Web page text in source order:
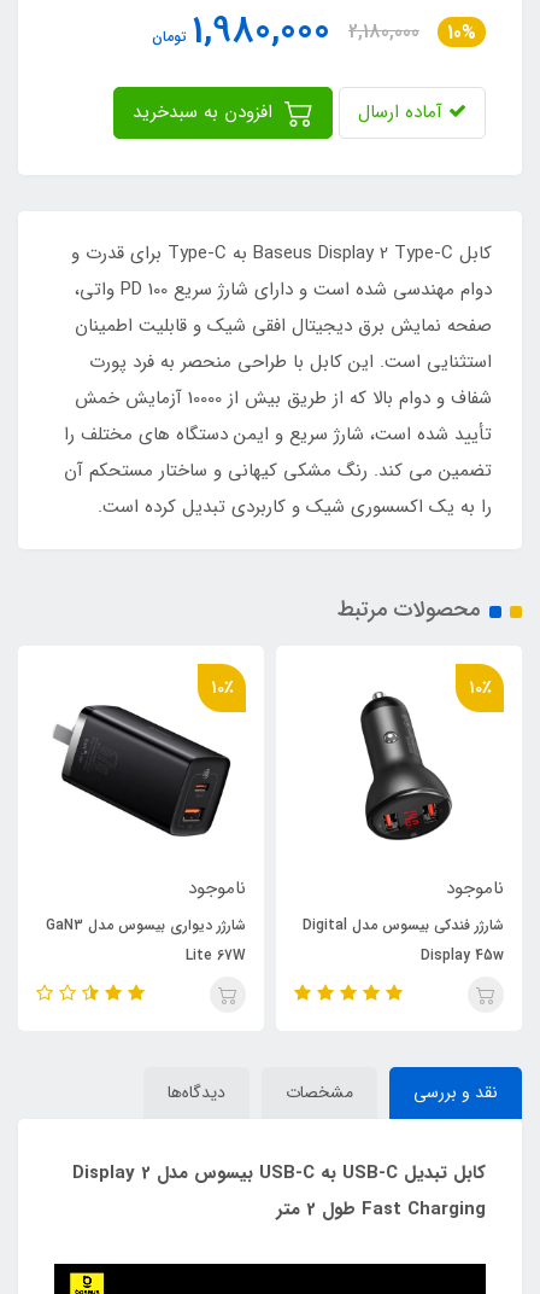
10%
2,180,000
1,980,000 تومان
آماده ارسال
کابل Baseus Display 2 Type-C به Type-C برای قدرت و
دوام مهندسی شده است و دارای شارژ سریع PD 100 واتی،
صفحه نمایش برق دیجیتال افقی شیک و قابلیت اطمینان
استثنایی است. این کابل با طراحی منحصر به فرد پورت
شفاف و دوام بالا که از طریق بیش از 10000 آزمایش خمش
تأیید شده است، شارژ سریع و ایمن دستگاه های مختلف را
تضمین می کند. رنگ مشکی کیهانی و ساختار مستحکم آن
را به یک اکسسوری شیک و کاربردی تبدیل کرده است.
محصولات مرتبط
10٪
ناموجود
شارژر فندکی بیسوس مدل Digital
Display 45w
10٪
ناموجود
شارژر دیواری بیسوس مدل GaN3
Lite 67W
نقد و بررسی مشخصات دیدگاه‌ها
کابل تبدیل USB-C به USB-C بیسوس مدل Display 2
Fast Charging طول 2 متر